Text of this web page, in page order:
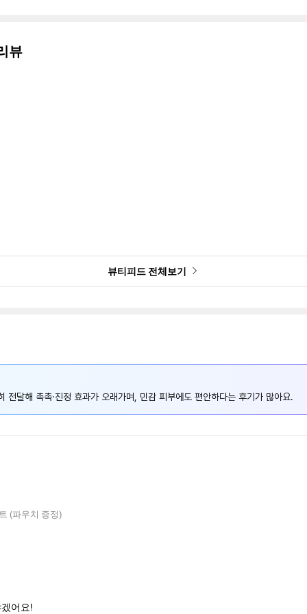
뷰
뷰티피드 전체보기
전달해 촉촉·진정 효과가 오래가며, 민감 피부에도 편안하다는 후기가 많아요.
(파우치 증정)
어요!